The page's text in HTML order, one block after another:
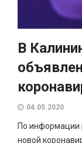
В
04.05.2020
По информации
новой